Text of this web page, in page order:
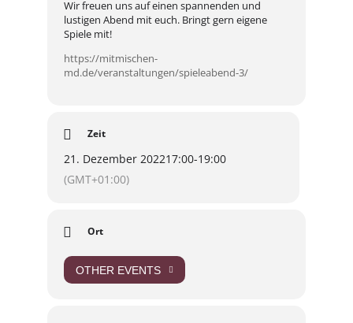
Wir freuen uns auf einen spannenden und
lustigen Abend mit euch. Bringt gern eigene
Spiele mit!
https://mitmischen-
md.de/veranstaltungen/spieleabend-3/
Zeit
21. Dezember 202217:00-19:00
(GMT+01:00)
Ort
OTHER EVENTS